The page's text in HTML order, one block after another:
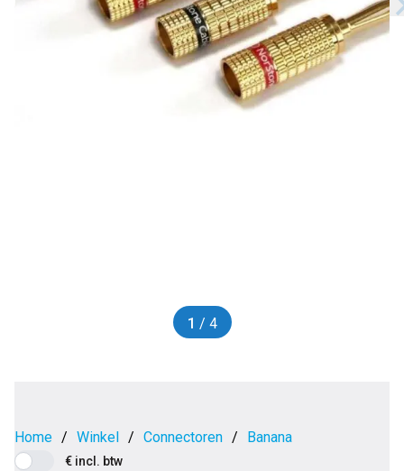
1 / 4
Home / Winkel / Connectoren / Banana
€ incl. btw